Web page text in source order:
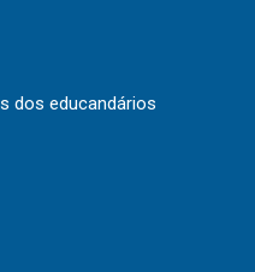
dos educandários